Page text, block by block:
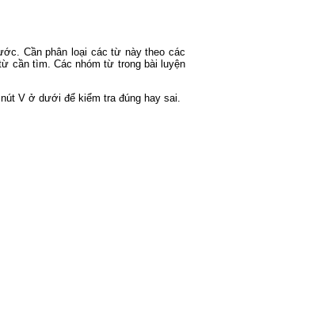
Cần phân loại các từ này theo các
cần tìm. Các nhóm từ trong bài luyện
V ở dưới để kiểm tra đúng hay sai.